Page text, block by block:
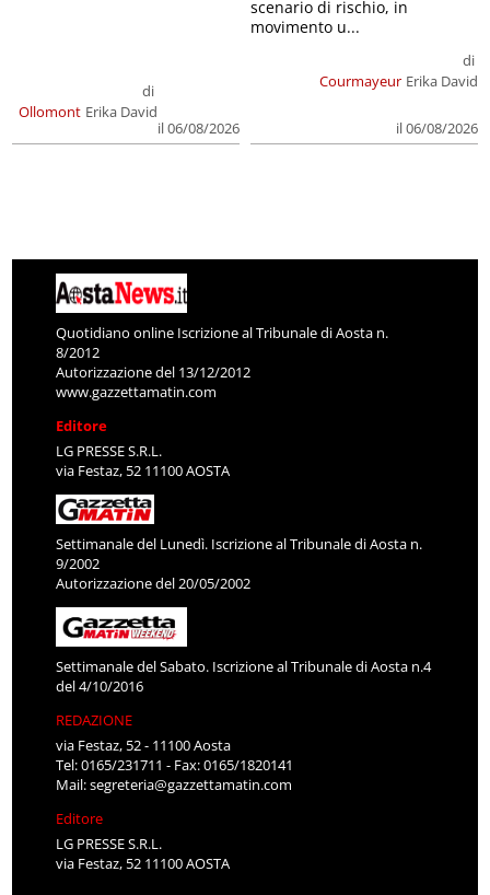
Ollomont
di
Erika David
il 06/08/2026
Courmayeur
di
Erika David
il 06/08/2026
scenario di rischio, in
movimento u...
Quotidiano online Iscrizione al Tribunale di Aosta n.
8/2012
Autorizzazione del 13/12/2012
www.gazzettamatin.com
Editore
LG PRESSE S.R.L.
via Festaz, 52 11100 AOSTA
Settimanale del Lunedì. Iscrizione al Tribunale di Aosta n.
9/2002
Autorizzazione del 20/05/2002
Settimanale del Sabato. Iscrizione al Tribunale di Aosta n.4
del 4/10/2016
REDAZIONE
via Festaz, 52 - 11100 Aosta
Tel: 0165/231711 - Fax: 0165/1820141
Mail:segreteria@gazzettamatin.com
Editore
LG PRESSE S.R.L.
via Festaz, 52 11100 AOSTA